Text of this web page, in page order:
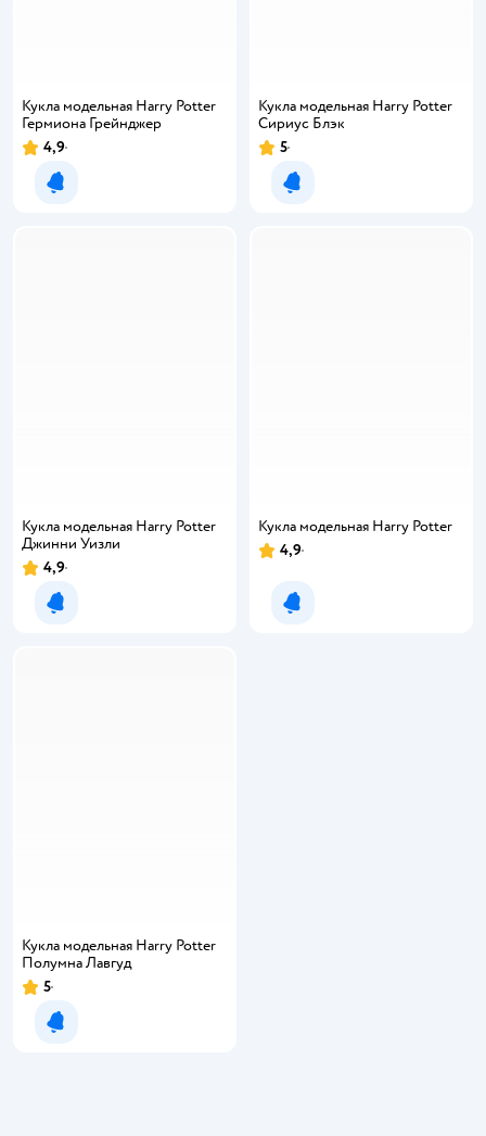
Кукла модельная Harry Potter
Гермиона Грейнджер
4,9
Уведомить о появлении
Кукла модельная Harry Potter
Сириус Блэк
5
Уведомить о появлении
Кукла модельная Harry Potter
Джинни Уизли
4,9
Уведомить о появлении
Кукла модельная Harry Potter
4,9
Уведомить о появлении
Кукла модельная Harry Potter
Полумна Лавгуд
5
Уведомить о появлении